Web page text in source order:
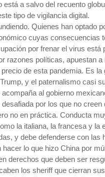
está a salvo del recuento
tipo de vigilancia digital.
Quienes han optado
cuyas consecuencias
por frenar el virus está
razones políticas, apuestan a
de esta pandemia. Es la
y el paternalismo casi
al gobierno
por los que no creen
no en práctica. Conducta
la italiana, la francesa y la
y debe defenderse con las
hacer lo que hizo China por
derechos que deben ser
los sheriff que cierran